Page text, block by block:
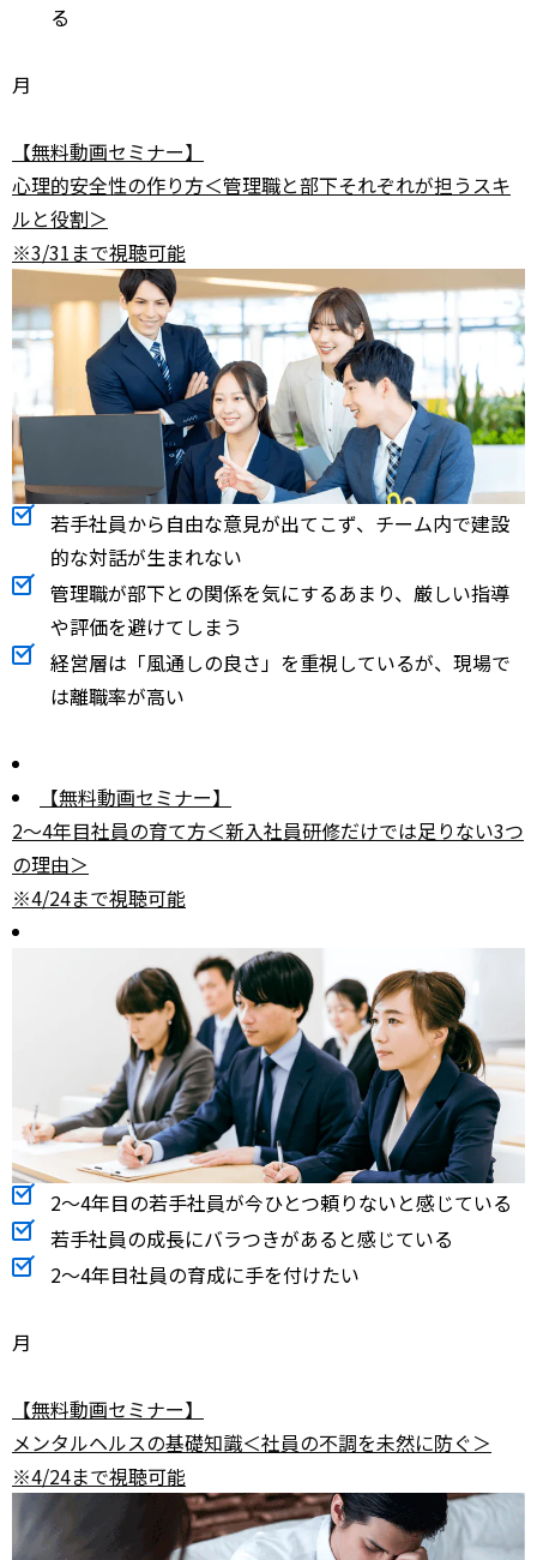
る
月
【無料動画セミナー】
心理的安全性の作り方＜管理職と部下それぞれが担うスキ
ルと役割＞
※3/31まで視聴可能
若手社員から自由な意見が出てこず、チーム内で建設
的な対話が生まれない
管理職が部下との関係を気にするあまり、厳しい指導
や評価を避けてしまう
経営層は「風通しの良さ」を重視しているが、現場で
は離職率が高い
【無料動画セミナー】
2～4年目社員の育て方＜新入社員研修だけでは足りない3つ
の理由＞
※4/24まで視聴可能
2～4年目の若手社員が今ひとつ頼りないと感じている
若手社員の成長にバラつきがあると感じている
2～4年目社員の育成に手を付けたい
月
【無料動画セミナー】
メンタルヘルスの基礎知識＜社員の不調を未然に防ぐ＞
※4/24まで視聴可能